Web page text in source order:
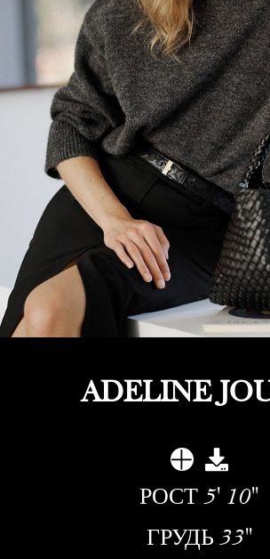
ADELINE
РОСТ 5' 10''
ГРУДЬ 33''